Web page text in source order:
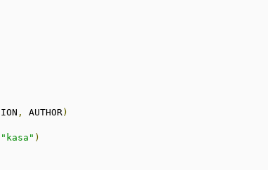
, AUTHOR)
"kasa" )